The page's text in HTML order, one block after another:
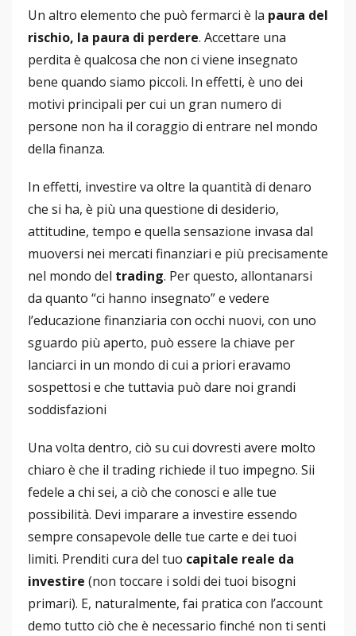
Un altro elemento che può fermarci è la paura del
rischio, la paura di perdere. Accettare una
perdita è qualcosa che non ci viene insegnato
bene quando siamo piccoli. In effetti, è uno dei
motivi principali per cui un gran numero di
persone non ha il coraggio di entrare nel mondo
della finanza.
In effetti, investire va oltre la quantità di denaro
che si ha, è più una questione di desiderio,
attitudine, tempo e quella sensazione invasa dal
muoversi nei mercati finanziari e più precisamente
nel mondo del trading. Per questo, allontanarsi
da quanto “ci hanno insegnato” e vedere
l’educazione finanziaria con occhi nuovi, con uno
sguardo più aperto, può essere la chiave per
lanciarci in un mondo di cui a priori eravamo
sospettosi e che tuttavia può dare noi grandi
soddisfazioni
Una volta dentro, ciò su cui dovresti avere molto
chiaro è che il trading richiede il tuo impegno. Sii
fedele a chi sei, a ciò che conosci e alle tue
possibilità. Devi imparare a investire essendo
sempre consapevole delle tue carte e dei tuoi
limiti. Prenditi cura del tuo capitale reale da
investire (non toccare i soldi dei tuoi bisogni
primari). E, naturalmente, fai pratica con l’account
demo tutto ciò che è necessario finché non ti senti